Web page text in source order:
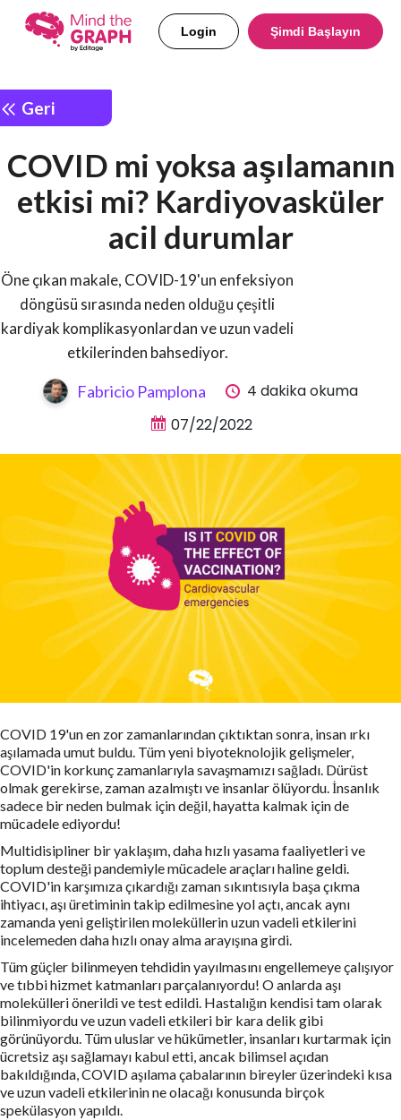
Login Şimdi Başlayın
Geri
COVID mi yoksa aşılamanın
etkisi mi? Kardiyovasküler
acil durumlar
Öne çıkan makale, COVID-19'un enfeksiyon
döngüsü sırasında neden olduğu çeşitli
kardiyak komplikasyonlardan ve uzun vadeli
etkilerinden bahsediyor.
Fabricio Pamplona
4 dakika okuma
07/22/2022
COVID 19'un en zor zamanlarından çıktıktan sonra, insan ırkı
aşılamada umut buldu. Tüm yeni biyoteknolojik gelişmeler,
COVID'in korkunç zamanlarıyla savaşmamızı sağladı. Dürüst
olmak gerekirse, zaman azalmıştı ve insanlar ölüyordu. İnsanlık
sadece bir neden bulmak için değil, hayatta kalmak için de
mücadele ediyordu!
Multidisipliner bir yaklaşım, daha hızlı yasama faaliyetleri ve
toplum desteği pandemiyle mücadele araçları haline geldi.
COVID'in karşımıza çıkardığı zaman sıkıntısıyla başa çıkma
ihtiyacı, aşı üretiminin takip edilmesine yol açtı, ancak aynı
zamanda yeni geliştirilen moleküllerin uzun vadeli etkilerini
incelemeden daha hızlı onay alma arayışına girdi.
Tüm güçler bilinmeyen tehdidin yayılmasını engellemeye çalışıyor
ve tıbbi hizmet katmanları parçalanıyordu! O anlarda aşı
molekülleri önerildi ve test edildi. Hastalığın kendisi tam olarak
bilinmiyordu ve uzun vadeli etkileri bir kara delik gibi
görünüyordu. Tüm uluslar ve hükümetler, insanları kurtarmak için
ücretsiz aşı sağlamayı kabul etti, ancak bilimsel açıdan
bakıldığında, COVID aşılama çabalarının bireyler üzerindeki kısa
ve uzun vadeli etkilerinin ne olacağı konusunda birçok
spekülasyon yapıldı.